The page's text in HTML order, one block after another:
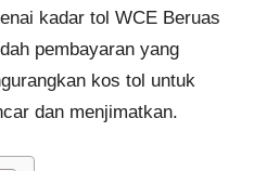
kadar tol WCE Beruas
pembayaran yang
kos tol untuk
dan menjimatkan.